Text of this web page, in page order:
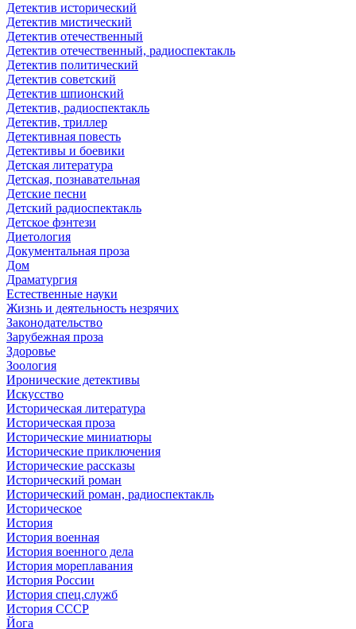
Детектив исторический
Детектив мистический
Детектив отечественный
Детектив отечественный, радиоспектакль
Детектив политический
Детектив советский
Детектив шпионский
Детектив, радиоспектакль
Детектив, триллер
Детективная повесть
Детективы и боевики
Детская литература
Детская, познавательная
Детские песни
Детский радиоспектакль
Детское фэнтези
Диетология
Документальная проза
Дом
Драматургия
Естественные науки
Жизнь и деятельность незрячих
Законодательство
Зарубежная проза
Здоровье
Зоология
Иронические детективы
Искусство
Историческая литература
Историческая проза
Исторические миниатюры
Исторические приключения
Исторические рассказы
Исторический роман
Исторический роман, радиоспектакль
Историческое
История
История военная
История военного дела
История мореплавания
История России
История спец.служб
История СССР
Йога